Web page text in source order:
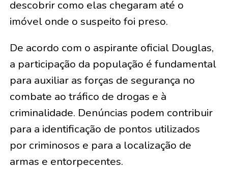
descobrir como elas chegaram até o
imóvel onde o suspeito foi preso.
De acordo com o aspirante oficial Douglas,
a participação da população é fundamental
para auxiliar as forças de segurança no
combate ao tráfico de drogas e à
criminalidade. Denúncias podem contribuir
para a identificação de pontos utilizados
por criminosos e para a localização de
armas e entorpecentes.